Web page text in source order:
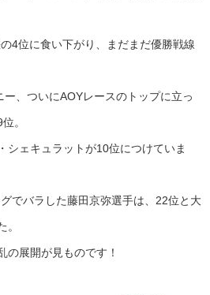
4位に食い下がり、まだまだ優勝戦線
、ついにAOYレースのトップに立っ
。
シェキュラットが10位につけていま
でバラした藤田京弥選手は、22位と大
。
の展開が見ものです！